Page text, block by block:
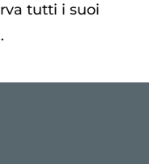
tutti i suoi